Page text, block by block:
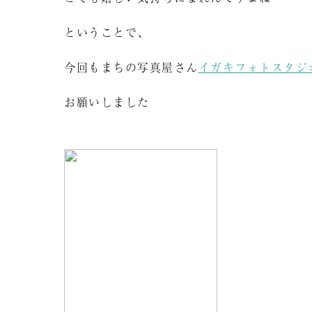
ということで、
今回もまちの写真屋さん イガキフォトスタジ
お願いしました